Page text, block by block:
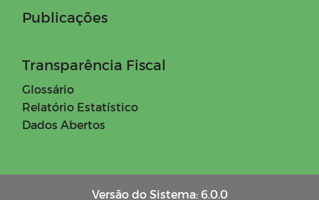
Publicações
Transparência Fiscal
Glossário
Relatório Estatístico
Dados Abertos
Versão do Sistema: 6.0.0